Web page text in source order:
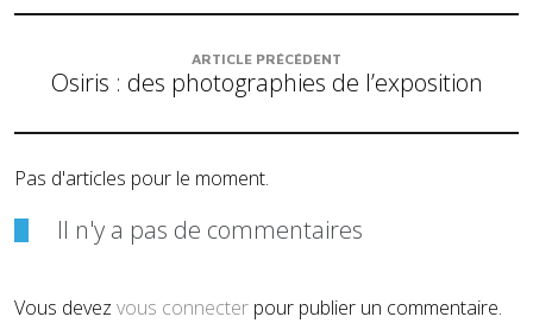
ARTICLE PRÉCÉDENT
Osiris : des photographies de l’exposition
Pas d'articles pour le moment.
Il n'y a pas de commentaires
Vous devez vous connecter pour publier un commentaire.